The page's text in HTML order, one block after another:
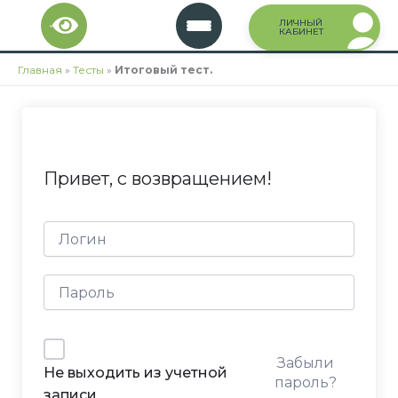
Перейти
содержимому
ЛИЧНЫЙ
КАБИНЕТ
Главная » Тесты » Итоговый тест.
Привет, с возвращением!
Не выходить из учетной
Забыли
пароль?